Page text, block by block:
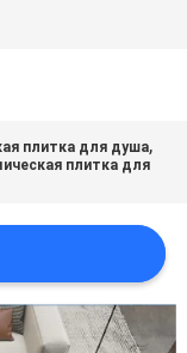
плитка для душа,
плитка для